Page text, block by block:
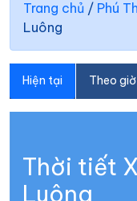
Trang chủ / Phú
Luông
Hiện tại Theo giờ
Thời tiết
Luông